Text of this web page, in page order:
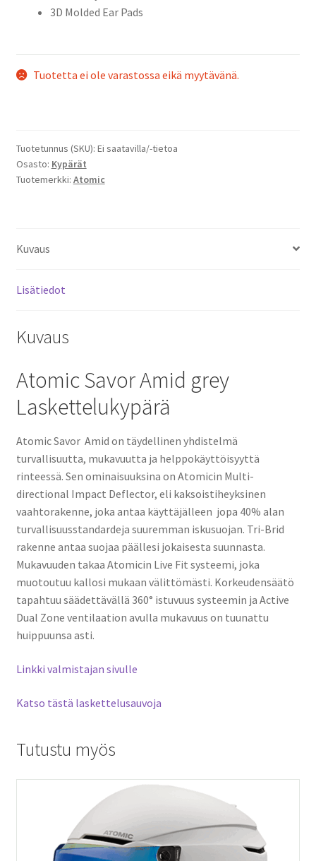
3D Molded Ear Pads
Tuotetta ei ole varastossa eikä myytävänä.
Tuotetunnus (SKU): Ei saatavilla/-tietoa
Osasto: Kypärät
Tuotemerkki: Atomic
Kuvaus
Lisätiedot
Kuvaus
Atomic Savor Amid grey
Laskettelukypärä
Atomic Savor Amid on täydellinen yhdistelmä
turvallisuutta, mukavuutta ja helppokäyttöisyyttä
rinteessä. Sen ominaisuuksina on Atomicin Multi-
directional Impact Deflector, eli kaksoistiheyksinen
vaahtorakenne, joka antaa käyttäjälleen jopa 40% alan
turvallisuusstandardeja suuremman iskusuojan. Tri-Brid
rakenne antaa suojaa päällesi jokaisesta suunnasta.
Mukavuuden takaa Atomicin Live Fit systeemi, joka
muotoutuu kallosi mukaan välittömästi. Korkeudensäätö
tapahtuu säädettävällä 360° istuvuus systeemin ja Active
Dual Zone ventilaation avulla mukavuus on tuunattu
huippuunsa asti.
Linkki valmistajan sivulle
Katso tästä laskettelusauvoja
Tutustu myös